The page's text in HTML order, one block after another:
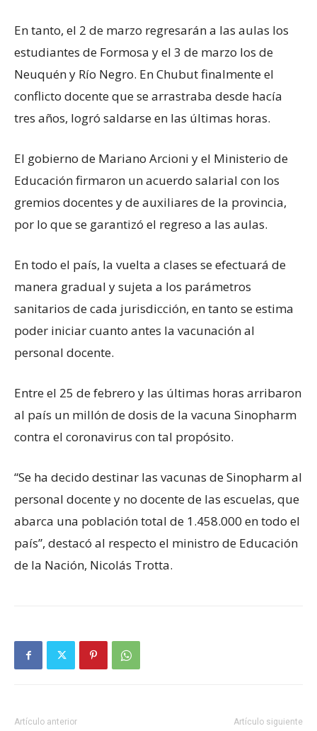
En tanto, el 2 de marzo regresarán a las aulas los
estudiantes de Formosa y el 3 de marzo los de
Neuquén y Río Negro. En Chubut finalmente el
conflicto docente que se arrastraba desde hacía
tres años, logró saldarse en las últimas horas.
El gobierno de Mariano Arcioni y el Ministerio de
Educación firmaron un acuerdo salarial con los
gremios docentes y de auxiliares de la provincia,
por lo que se garantizó el regreso a las aulas.
En todo el país, la vuelta a clases se efectuará de
manera gradual y sujeta a los parámetros
sanitarios de cada jurisdicción, en tanto se estima
poder iniciar cuanto antes la vacunación al
personal docente.
Entre el 25 de febrero y las últimas horas arribaron
al país un millón de dosis de la vacuna Sinopharm
contra el coronavirus con tal propósito.
“Se ha decido destinar las vacunas de Sinopharm al
personal docente y no docente de las escuelas, que
abarca una población total de 1.458.000 en todo el
país”, destacó al respecto el ministro de Educación
de la Nación, Nicolás Trotta.
Artículo anterior Artículo siguiente